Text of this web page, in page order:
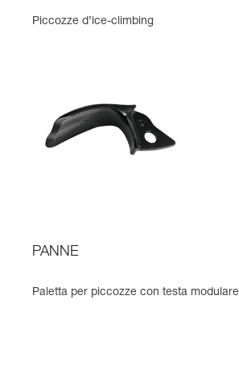
Piccozze d’ice-climbing
PANNE
Paletta per piccozze con testa modulare